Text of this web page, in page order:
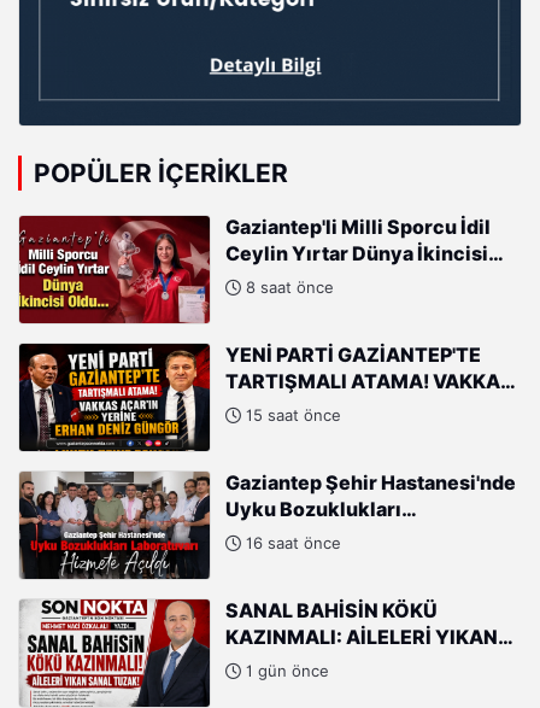
POPÜLER İÇERIKLER
Gaziantep'li Milli Sporcu İdil
Ceylin Yırtar Dünya İkincisi
Oldu8 saat önce
YENİ PARTİ GAZİANTEP'TE
TARTIŞMALI ATAMA! VAKKAS
AÇAR'IN YERİNE ERHAN DENİZ
15 saat önce
Gaziantep Şehir Hastanesi'nde
Uyku Bozuklukları
Laboratuvarı Hizmete Açıldı
16 saat önce
SANAL BAHİSİN KÖKÜ
KAZINMALI: AİLELERİ YIKAN
SANAL TUZAK!
1 gün önce